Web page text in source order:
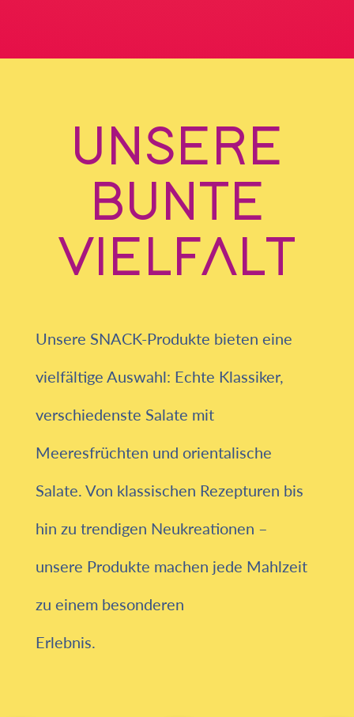
UNSERE
BUNTE
VIELFALT
Unsere SNACK-Produkte bieten eine
vielfältige Auswahl: Echte Klassiker,
verschiedenste Salate mit
Meeresfrüchten und orientalische
Salate. Von klassischen Rezepturen bis
hin zu trendigen Neukreationen –
unsere Produkte machen jede Mahlzeit
zu einem besonderen
Erlebnis.